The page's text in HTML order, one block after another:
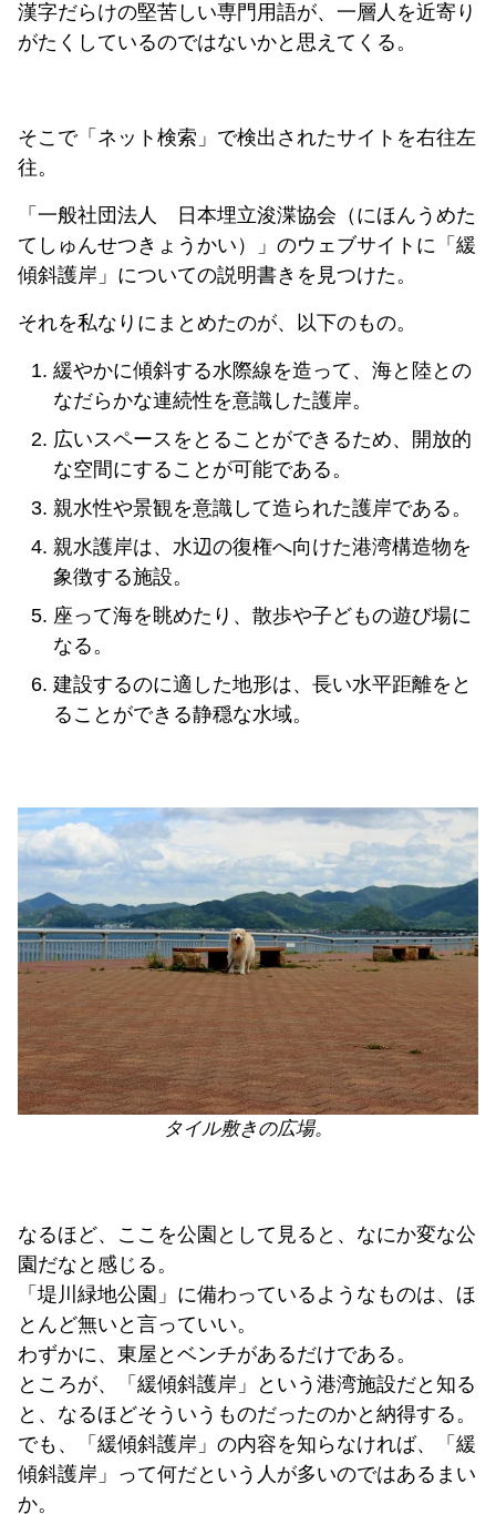
漢字だらけの堅苦しい専門用語が、一層人を近寄り
がたくしているのではないかと思えてくる。
そこで「ネット検索」で検出されたサイトを右往左
往。
「一般社団法人 日本埋立浚渫協会（にほんうめた
てしゅんせつきょうかい）」のウェブサイトに「緩
傾斜護岸」についての説明書きを見つけた。
それを私なりにまとめたのが、以下のもの。
緩やかに傾斜する水際線を造って、海と陸との
なだらかな連続性を意識した護岸。
広いスペースをとることができるため、開放的
な空間にすることが可能である。
親水性や景観を意識して造られた護岸である。
親水護岸は、水辺の復権へ向けた港湾構造物を
象徴する施設。
座って海を眺めたり、散歩や子どもの遊び場に
なる。
建設するのに適した地形は、長い水平距離をと
ることができる静穏な水域。
タイル敷きの広場。
なるほど、ここを公園として見ると、なにか変な公
園だなと感じる。
「堤川緑地公園」に備わっているようなものは、ほ
とんど無いと言っていい。
わずかに、東屋とベンチがあるだけである。
ところが、「緩傾斜護岸」という港湾施設だと知る
と、なるほどそういうものだったのかと納得する。
でも、「緩傾斜護岸」の内容を知らなければ、「緩
傾斜護岸」って何だという人が多いのではあるまい
か。